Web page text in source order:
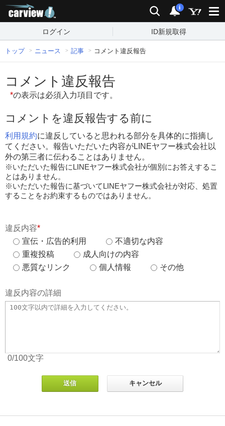
検索 通知
i
ログイン ID新規取得
トップ ニュース 記事 コメント違反報告
コメント違反報告
*の表示は必須入力項目です。
コメントを違反報告する前に
利用規約に違反していると思われる部分を具体的に指摘し
てください。報告いただいた内容がLINEヤフー株式会社以
外の第三者に伝わることはありません。
※いただいた報告にLINEヤフー株式会社が個別にお答えするこ
とはありません。
※いただいた報告に基づいてLINEヤフー株式会社が対応、処置
することをお約束するものではありません。
違反内容*
宣伝・広告的利用
不適切な内容
重複投稿
成人向けの内容
悪質なリンク
個人情報 その他
違反内容の詳細
0/100文字